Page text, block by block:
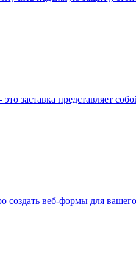
заставка представляет
создать веб-формы для